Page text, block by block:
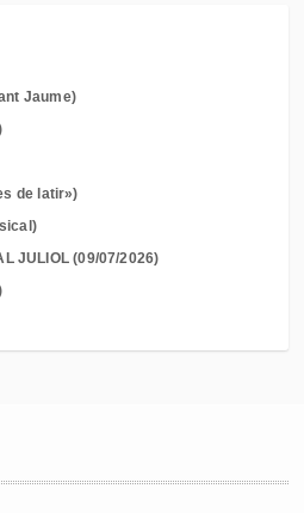
Jaume)
de latir»)
JULIOL (09/07/2026)